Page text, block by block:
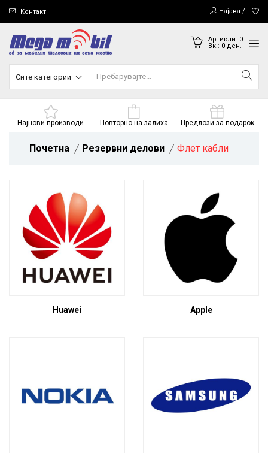
Контакт Најава /
Артикли: 0
Вк.: 0ден.
Сите категории
Најнови производи Повторно на залиха Предлози за подарок
Почетна Резервни делови Флет кабли
Huawei Apple